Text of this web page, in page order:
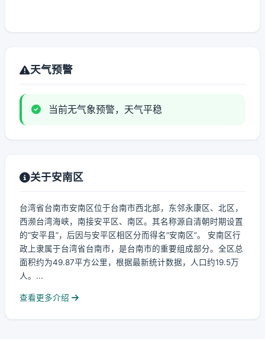
天气预警
当前无气象预警，天气平稳
关于安南区
台湾省台南市安南区位于台南市西北部，东邻永康区、北区，
西濒台湾海峡，南接安平区、南区。其名称源自清朝时期设置
的“安平县”，后因与安平区相区分而得名“安南区”。 安南区行
政上隶属于台湾省台南市，是台南市的重要组成部分。全区总
面积约为49.87平方公里，根据最新统计数据，人口约19.5万
人。...
查看更多介绍